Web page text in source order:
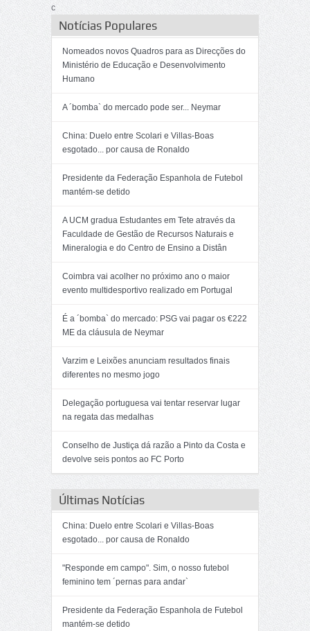
c
Notícias Populares
Nomeados novos Quadros para as Direcções do
Ministério de Educação e Desenvolvimento
Humano
A ´bomba` do mercado pode ser... Neymar
China: Duelo entre Scolari e Villas-Boas
esgotado... por causa de Ronaldo
Presidente da Federação Espanhola de Futebol
mantém-se detido
A UCM gradua Estudantes em Tete através da
Faculdade de Gestão de Recursos Naturais e
Mineralogia e do Centro de Ensino a Distân
Coimbra vai acolher no próximo ano o maior
evento multidesportivo realizado em Portugal
É a ´bomba` do mercado: PSG vai pagar os €222
ME da cláusula de Neymar
Varzim e Leixões anunciam resultados finais
diferentes no mesmo jogo
Delegação portuguesa vai tentar reservar lugar
na regata das medalhas
Conselho de Justiça dá razão a Pinto da Costa e
devolve seis pontos ao FC Porto
Últimas Notícias
China: Duelo entre Scolari e Villas-Boas
esgotado... por causa de Ronaldo
"Responde em campo". Sim, o nosso futebol
feminino tem ´pernas para andar`
Presidente da Federação Espanhola de Futebol
mantém-se detido